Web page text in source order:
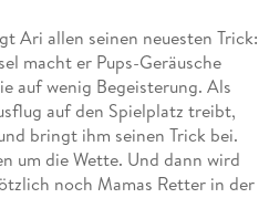
Ari allen seinen neuesten Trick:
macht er Pups-Geräusche
auf wenig Begeisterung. Als
auf den Spielplatz treibt,
bringt ihm seinen Trick bei.
um die Wette. Und dann wird
noch Mamas Retter in der